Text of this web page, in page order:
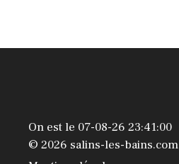
On est le 07-08-26 23:41:00
© 2026 salins-les-bains.com